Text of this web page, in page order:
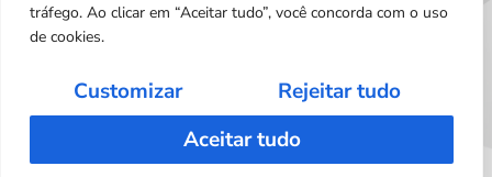
tráfego. Ao clicar em “Aceitar tudo”, você concorda com o uso
de cookies.
Customizar
Rejeitar tudo
Aceitar tudo